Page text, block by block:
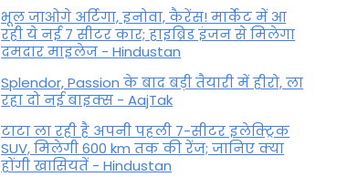
भूल जाओगे अर्टिगा, इनोवा, कैरेंस! मार्केट में आ
रही ये नई 7 सीटर कार; हाइब्रिड इंजन से मिलेगा
दमदार माइलेज - Hindustan
Splendor, Passion के बाद बड़ी तैयारी में हीरो, ला
रहा दो नई बाइक्स - AajTak
टाटा ला रही है अपनी पहली 7-सीटर इलेक्ट्रिक
SUV, मिलेगी 600 km तक की रेंज; जानिए क्या
होंगी खासियतें - Hindustan